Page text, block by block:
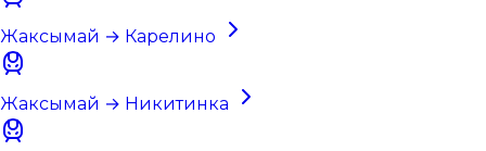
Жаксымай → Карелино
Жаксымай → Никитинка